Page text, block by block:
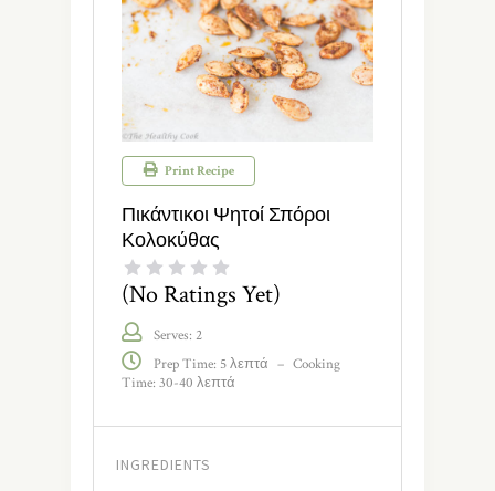
Print Recipe
Πικάντικοι Ψητοί Σπόροι
Κολοκύθας
5 Stars
4 Stars
3 Stars
2 Stars
1 Star
(No Ratings Yet)
Serves: 2
Prep Time: 5 λεπτά – Cooking
Time: 30-40 λεπτά
INGREDIENTS